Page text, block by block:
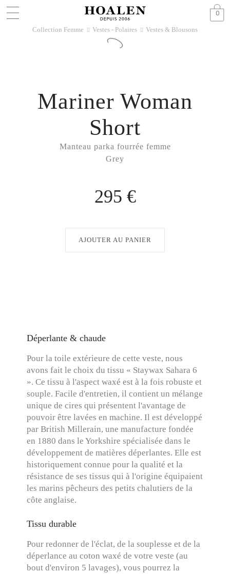
0
Collection Femme 􀆊 Vestes - Polaires 􀆊 Vestes & Blousons
Manteau parka fourrée femme
Grey
Mariner Woman
Short
295 €
AJOUTER AU PANIER
Déperlante & chaude
Pour la toile extérieure de cette veste, nous
avons fait le choix du tissu « Staywax Sahara 6
». Ce tissu à l'aspect waxé est à la fois robuste et
souple. Facile d'entretien, il contient un mélange
unique de cires qui présentent l'avantage de
pouvoir être lavées en machine. Il est développé
par British Millerain, une manufacture fondée
en 1880 dans le Yorkshire spécialisée dans le
développement de matières déperlantes. Elle est
historiquement connue pour la qualité et la
résistance de ses tissus qui à l'origine équipaient
les marins pêcheurs des petits chalutiers de la
côte anglaise.
Tissu durable
Pour redonner de l'éclat, de la souplesse et de la
déperlance au coton waxé de votre veste (au
bout d'environ 5 lavages), vous pourrez la